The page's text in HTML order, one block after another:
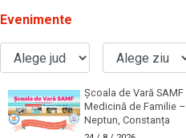
Evenimente
Școala de Vară SAMF
Medicină de Familie –
Neptun, Constanța